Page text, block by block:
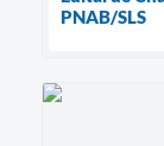
PNAB/SLS